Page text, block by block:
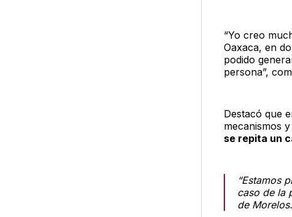
“Yo creo
Oaxaca, en
podido
persona”,
Destacó que
mecanismos
se repita un
“Estamos
caso de la
de Morelos.